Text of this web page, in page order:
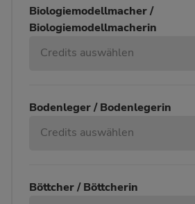
Biologiemodellmacher /
Biologiemodellmacherin
Credits auswählen
Bodenleger / Bodenlegerin
Credits auswählen
Böttcher / Böttcherin